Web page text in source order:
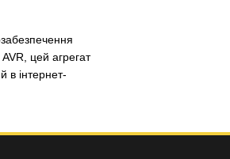
цей агрегат
в інтернет-